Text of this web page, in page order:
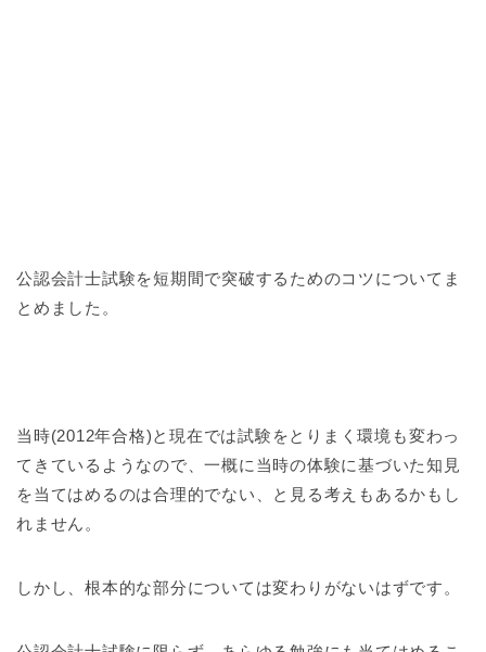
公認会計士試験を短期間で突破するためのコツについてま
とめました。
当時(2012年合格)と現在では試験をとりまく環境も変わっ
てきているようなので、一概に当時の体験に基づいた知見
を当てはめるのは合理的でない、と見る考えもあるかもし
れません。
しかし、根本的な部分については変わりがないはずです。